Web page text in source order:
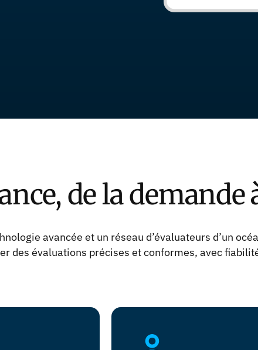
de la demande
avancée et un réseau d’évaluateurs d’un
des évaluations précises et conformes, avec